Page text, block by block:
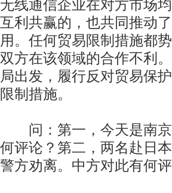
无线通信企业在对方市场
互利共赢的，也共同推动
用。任何贸易限制措施都
双方在该领域的合作不利
局出发，履行反对贸易保
限制措施。
问：第一，今天是南京
何评论？第二，两名赴日
警方劝离。中方对此有何